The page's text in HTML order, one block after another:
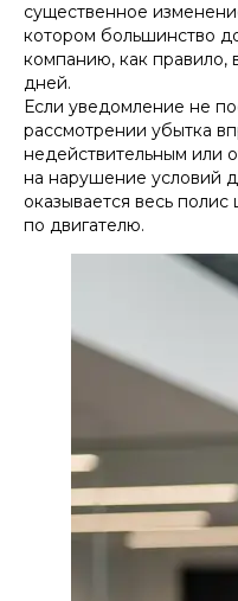
существенное
котором большинство
компанию, как правило,
дней.
Если уведомление не
рассмотрении убытка
недействительным или
на нарушение условий
оказывается весь
по двигателю.